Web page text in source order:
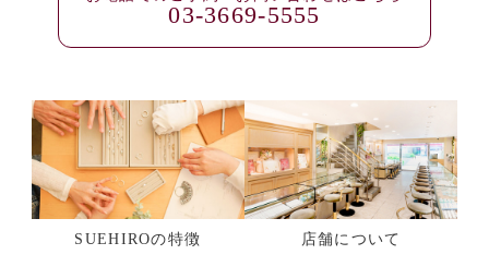
03-3669-5555
SUEHIROの特徴 店舗について